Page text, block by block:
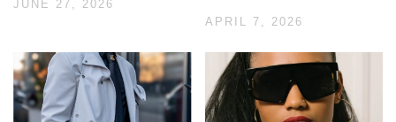
JUNE 27, 2026
APRIL 7, 2026